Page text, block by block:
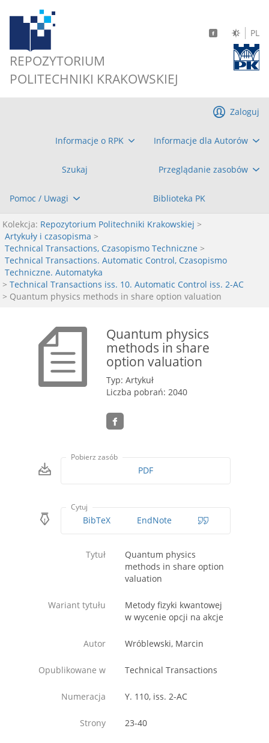
REPOZYTORIUM
POLITECHNIKI KRAKOWSKIEJ
PL
Informacje o RPK Informacje dla Autorów
Szukaj Przeglądanie zasobów
Pomoc / Uwagi Biblioteka PK
Zaloguj
Kolekcja: Repozytorium Politechniki Krakowskiej >
Artykuły i czasopisma >
Technical Transactions, Czasopismo Techniczne >
Technical Transactions. Automatic Control, Czasopismo
Techniczne. Automatyka
> Technical Transactions iss. 10. Automatic Control iss. 2-AC
> Quantum physics methods in share option valuation
Quantum physics
methods in share
option valuation
Typ: Artykuł
Liczba pobrań: 2040
Pobierz zasób
PDF
Cytuj
BibTeX EndNote
Tytuł
Quantum physics
methods in share option
valuation
Wariant tytułu
Metody fizyki kwantowej
w wycenie opcji na akcje
Autor Wróblewski, Marcin
Opublikowane w Technical Transactions
Numeracja Y. 110, iss. 2-AC
Strony 23-40